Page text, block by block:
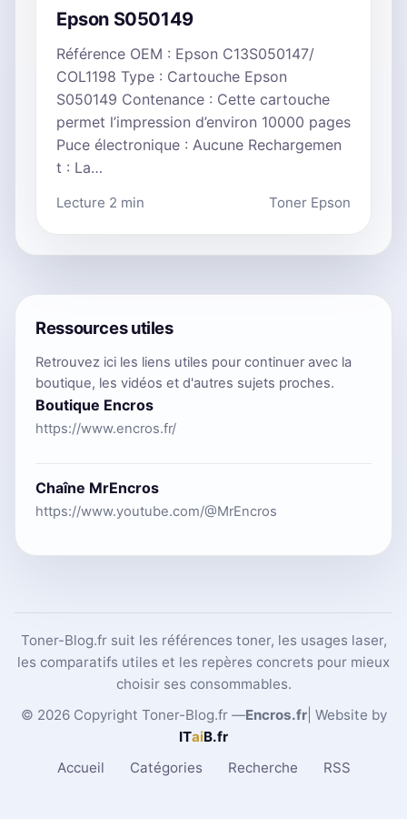
Epson S050149
Référence OEM : Epson C13S050147/
COL1198 Type : Cartouche Epson
S050149 Contenance : Cette cartouche
permet l’impression d’environ 10000 pages
Puce électronique : Aucune Rechargemen
t : La…
Lecture 2 min Toner Epson
Ressources utiles
Retrouvez ici les liens utiles pour continuer avec la
boutique, les vidéos et d'autres sujets proches.
Boutique Encros
https://www.encros.fr/
Chaîne MrEncros
https://www.youtube.com/@MrEncros
Toner-Blog.fr suit les références toner, les usages laser,
les comparatifs utiles et les repères concrets pour mieux
choisir ses consommables.
© 2026 Copyright Toner-Blog.fr —Encros.fr| Website by
ITaiB.fr
Accueil
Catégories Recherche RSS